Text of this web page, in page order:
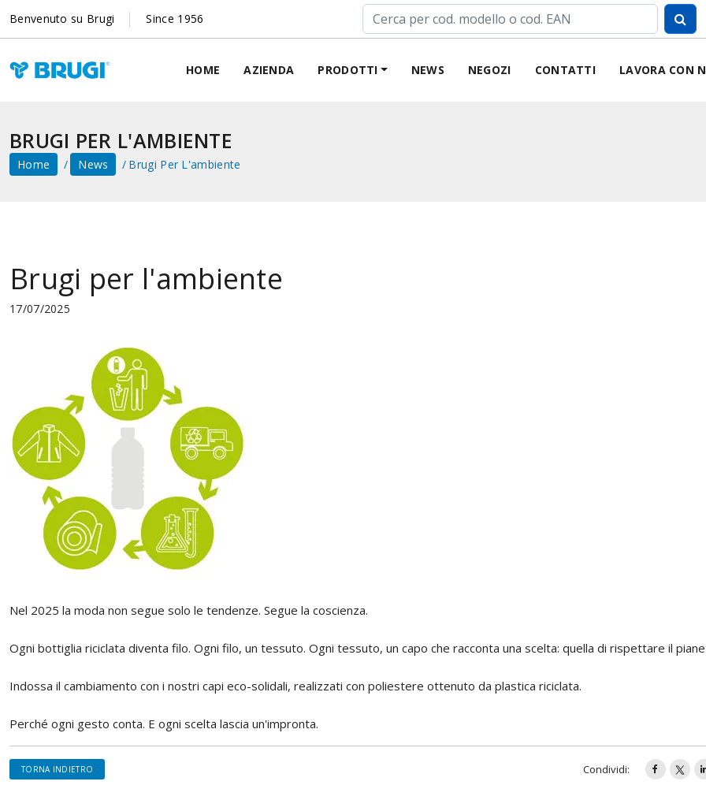
Benvenuto su Brugi Since 1956
HOME AZIENDA PRODOTTI NEWS NEGOZI CONTATTI LAVORA CON
BRUGI PER L'AMBIENTE
Home News Brugi Per L'ambiente
Brugi per l'ambiente
17/07/2025
Nel 2025 la moda non segue solo le tendenze. Segue la coscienza.
Ogni bottiglia riciclata diventa filo. Ogni filo, un tessuto. Ogni tessuto, un capo che racconta una scelta: quella di rispettare il
Indossa il cambiamento con i nostri capi eco-solidali, realizzati con poliestere ottenuto da plastica riciclata.
Perché ogni gesto conta. E ogni scelta lascia un'impronta.
TORNA INDIETRO Condividi: